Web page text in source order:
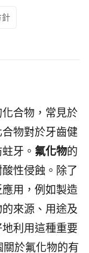
針
合物，常見於
物對於牙齒健
牙。 氟化物的
性侵蝕。除了
用，例如製造
來源、用途及
利用這種重要
於氟化物的有